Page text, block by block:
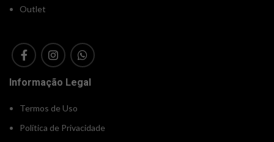
Outlet
Informação Legal
Termos de Uso
Política de Privacidade